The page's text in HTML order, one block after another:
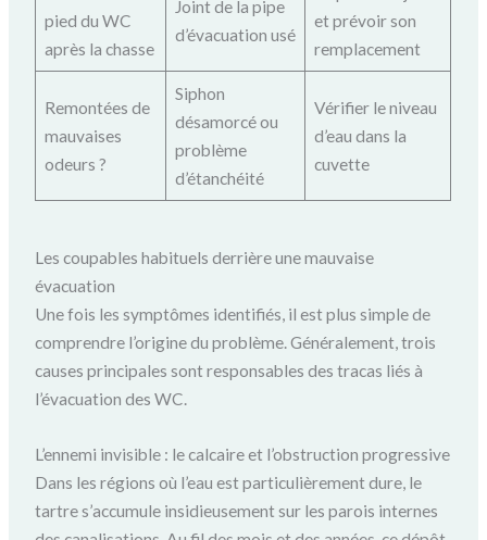
pied du WC
après la chasse
Joint de la pipe
d’évacuation usé
et prévoir son
remplacement
Remontées de
mauvaises
odeurs ?
Siphon
désamorcé ou
problème
d’étanchéité
Vérifier le niveau
d’eau dans la
cuvette
Les coupables habituels derrière une mauvaise
évacuation
Une fois les symptômes identifiés, il est plus simple de
comprendre l’origine du problème. Généralement, trois
causes principales sont responsables des tracas liés à
l’évacuation des WC.
L’ennemi invisible : le calcaire et l’obstruction progressive
Dans les régions où l’eau est particulièrement dure, le
tartre s’accumule insidieusement sur les parois internes